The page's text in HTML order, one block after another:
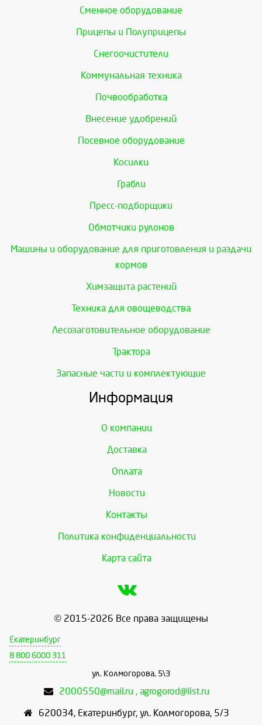
Сменное оборудование
Прицепы и Полуприцепы
Снегоочистители
Коммунальная техника
Почвообработка
Внесение удобрений
Посевное оборудование
Косилки
Грабли
Пресс-подборщики
Обмотчики рулонов
Машины и оборудование для приготовления и раздачи
кормов
Химзащита растений
Техника для овощеводства
Лесозаготовительное оборудование
Трактора
Запасные части и комплектующие
Информация
О компании
Доставка
Оплата
Новости
Контакты
Политика конфиденциальности
Карта сайта
© 2015-2026 Все права защищены
Екатеринбург
8 800 6000 311
ул. Колмогорова, 5\3
2000550@mail.ru , agrogorod@list.ru
620034, Екатеринбург, ул. Колмогорова, 5/3